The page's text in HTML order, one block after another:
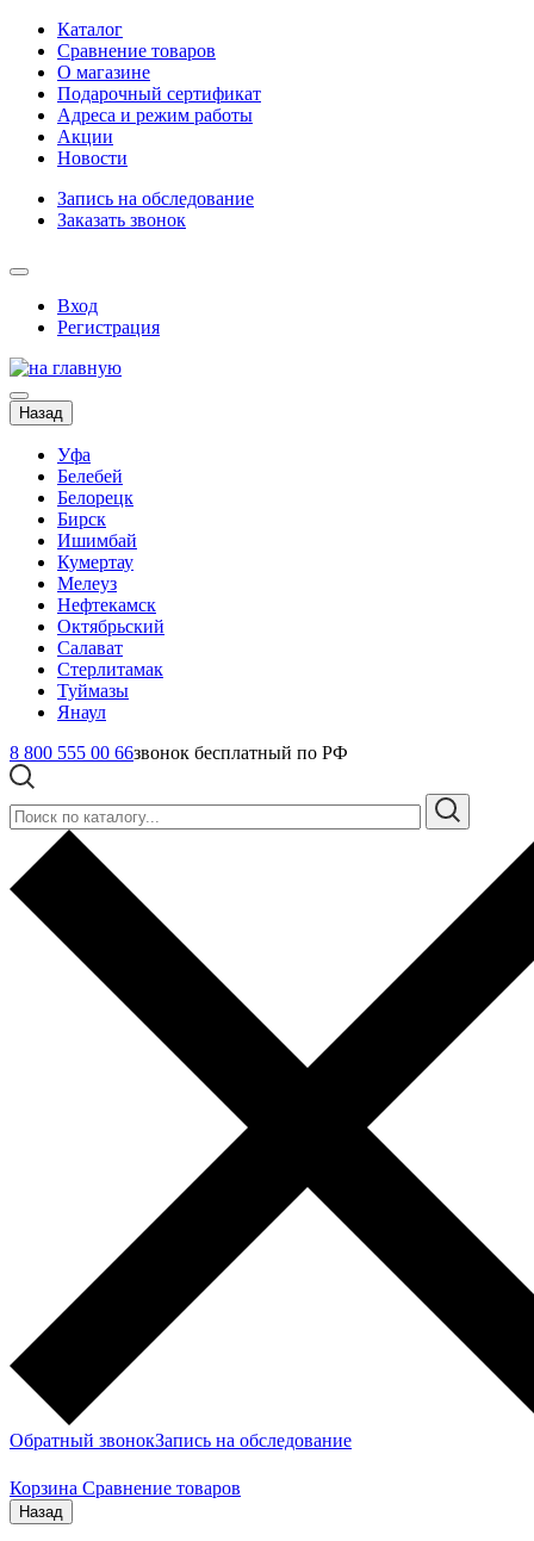
Каталог
Сравнение товаров
О магазине
Подарочный сертификат
Адреса и режим работы
Акции
Новости
Запись на обследование
Заказать звонок
Вход
Регистрация
Назад
Уфа
Белебей
Белорецк
Бирск
Ишимбай
Кумертау
Мелеуз
Нефтекамск
Октябрьский
Салават
Стерлитамак
Туймазы
Янаул
8 800 555 00 66звонок бесплатный по РФ
Обратный звонокЗапись на обследование
Корзина Сравнение товаров
Назад